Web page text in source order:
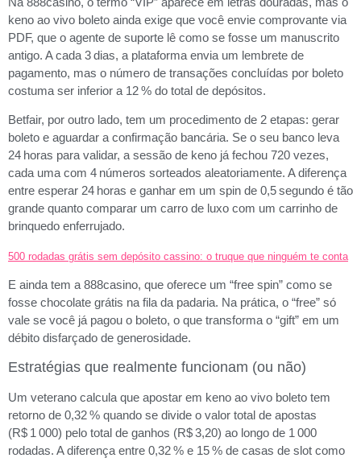
keno ao vivo boleto ainda exige que você envie comprovante via
PDF, que o agente de suporte lê como se fosse um manuscrito
antigo. A cada 3 dias, a plataforma envia um lembrete de
pagamento, mas o número de transações concluídas por boleto
costuma ser inferior a 12 % do total de depósitos.
Betfair, por outro lado, tem um procedimento de 2 etapas: gerar
boleto e aguardar a confirmação bancária. Se o seu banco leva
24 horas para validar, a sessão de keno já fechou 720 vezes,
cada uma com 4 números sorteados aleatoriamente. A diferença
entre esperar 24 horas e ganhar em um spin de 0,5 segundo é tão
grande quanto comparar um carro de luxo com um carrinho de
brinquedo enferrujado.
500 rodadas grátis sem depósito cassino: o truque que ninguém te conta
E ainda tem a 888casino, que oferece um “free spin” como se
fosse chocolate grátis na fila da padaria. Na prática, o “free” só
vale se você já pagou o boleto, o que transforma o “gift” em um
débito disfarçado de generosidade.
Estratégias que realmente funcionam (ou não)
Um veterano calcula que apostar em keno ao vivo boleto tem
retorno de 0,32 % quando se divide o valor total de apostas
(R$ 1 000) pelo total de ganhos (R$ 3,20) ao longo de 1 000
rodadas. A diferença entre 0,32 % e 15 % de casas de slot como